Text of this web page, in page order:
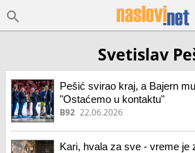
Svetislav
Pešić svirao kraj, a Bajern
"Ostaćemo u kontaktu"
B92 22.06.2026
Kari, hvala za sve - vreme je